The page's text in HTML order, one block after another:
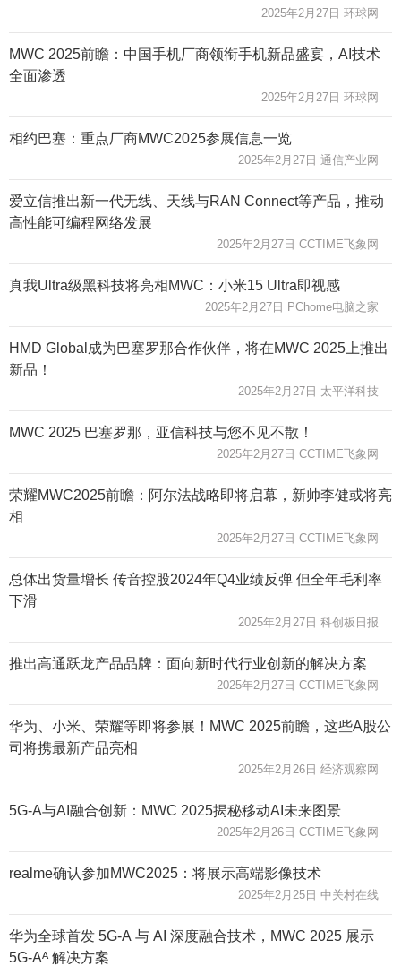
2025年2月27日 环球网
MWC 2025前瞻：中国手机厂商领衔手机新品盛宴，AI技术
全面渗透
2025年2月27日 环球网
相约巴塞：重点厂商MWC2025参展信息一览
2025年2月27日 通信产业网
爱立信推出新一代无线、天线与RAN Connect等产品，推动
高性能可编程网络发展
2025年2月27日 CCTIME飞象网
真我Ultra级黑科技将亮相MWC：小米15 Ultra即视感
2025年2月27日 PChome电脑之家
HMD Global成为巴塞罗那合作伙伴，将在MWC 2025上推出
新品！
2025年2月27日 太平洋科技
MWC 2025 巴塞罗那，亚信科技与您不见不散！
2025年2月27日 CCTIME飞象网
荣耀MWC2025前瞻：阿尔法战略即将启幕，新帅李健或将亮
相
2025年2月27日 CCTIME飞象网
总体出货量增长 传音控股2024年Q4业绩反弹 但全年毛利率
下滑
2025年2月27日 科创板日报
推出高通跃龙产品品牌：面向新时代行业创新的解决方案
2025年2月27日 CCTIME飞象网
华为、小米、荣耀等即将参展！MWC 2025前瞻，这些A股公
司将携最新产品亮相
2025年2月26日 经济观察网
5G-A与AI融合创新：MWC 2025揭秘移动AI未来图景
2025年2月26日 CCTIME飞象网
realme确认参加MWC2025：将展示高端影像技术
2025年2月25日 中关村在线
华为全球首发 5G-A 与 AI 深度融合技术，MWC 2025 展示
5G-Aᴬ 解决方案